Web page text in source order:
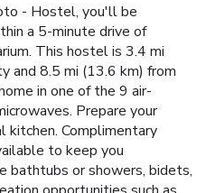
- Hostel, you'll be
a 5-minute drive of
This hostel is 3.4 mi
and 8.5 mi (13.6 km) from
in one of the 9 air-
Prepare your
kitchen. Complimentary
to keep you
bathtubs or showers, bidets,